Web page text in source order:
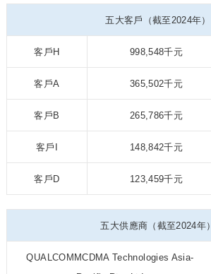
五大客戶（截至2024年）
客戶H 998,548千元
客戶A 365,502千元
客戶B 265,786千元
客戶I 148,842千元
客戶D 123,459千元
五大供應商（截至2024年）
QUALCOMMCDMA Technologies Asia-